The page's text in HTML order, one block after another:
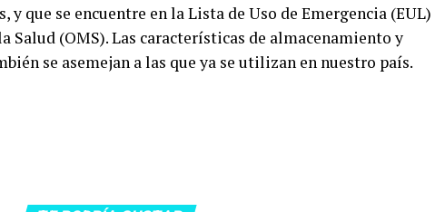
y que se encuentre en la Lista de Uso de Emergencia (EUL)
Salud (OMS). Las características de almacenamiento y
se asemejan a las que ya se utilizan en nuestro país.